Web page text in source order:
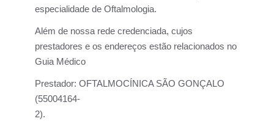
especialidade de Oftalmologia.
Além de nossa rede credenciada, cujos
prestadores e os endereços estão relacionados no
Guia Médico
Prestador: OFTALMOCÍNICA SÃO GONÇALO
(55004164-
2).